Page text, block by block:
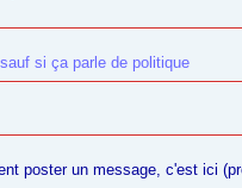
si ça parle de politique
poster un message, c'est ici